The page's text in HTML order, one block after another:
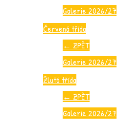
Galerie 2026/27
Červená třída
← ZPĚT
Galerie 2026/27
Žlutá třída
← ZPĚT
Galerie 2026/27